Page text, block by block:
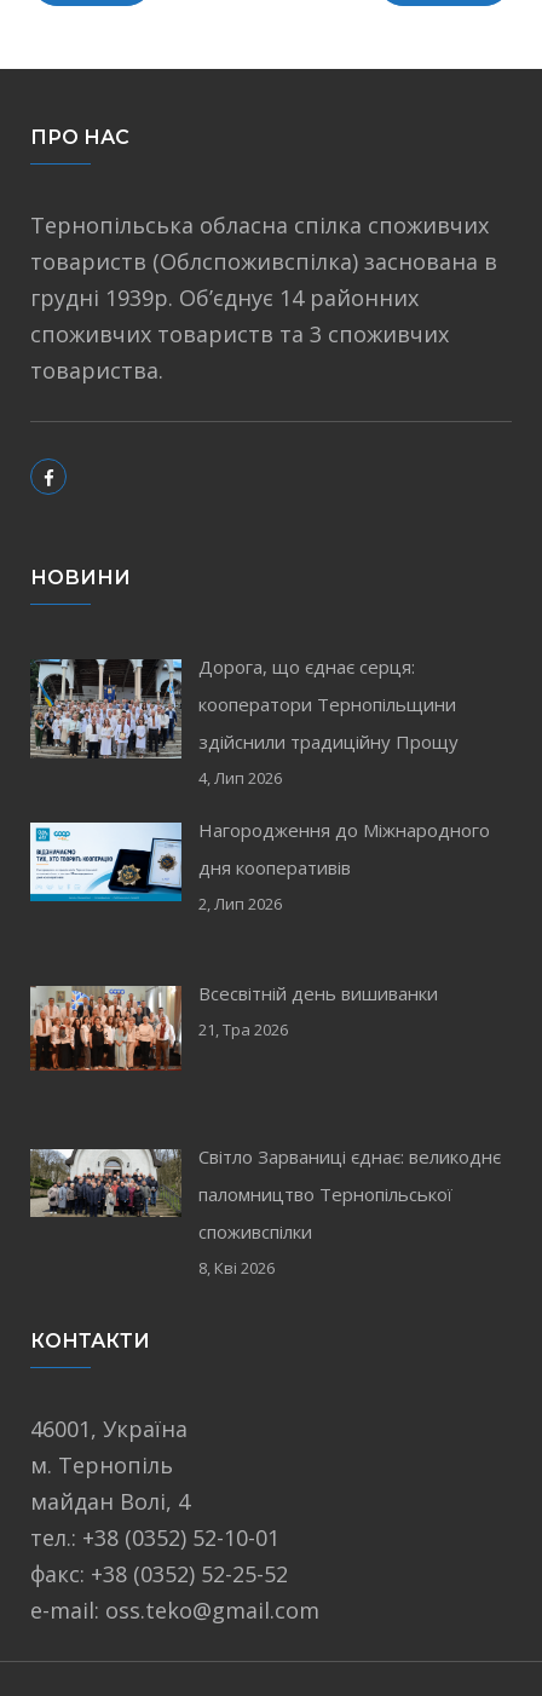
ПРО НАС
Тернопільська обласна спілка споживчих
товариств (Облспоживспілка) заснована в
грудні 1939р. Об’єднує 14 районних
споживчих товариств та 3 споживчих
товариства.
НОВИНИ
Дорога, що єднає серця:
кооператори Тернопільщини
здійснили традиційну Прощу
4, Лип 2026
Нагородження до Міжнародного
дня кооперативів
2, Лип 2026
Всесвітній день вишиванки
21, Тра 2026
Світло Зарваниці єднає: великоднє
паломництво Тернопільської
споживспілки
8, Кві 2026
КОНТАКТИ
46001, Україна
м. Тернопіль
майдан Волі, 4
тел.: +38 (0352) 52-10-01
факс: +38 (0352) 52-25-52
e-mail: oss.teko@gmail.com